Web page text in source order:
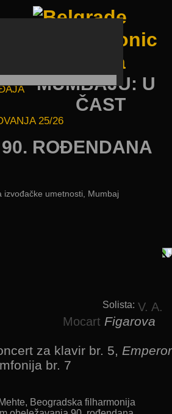
25/26
MUMBAJU: U
ČAST
ROĐENDANA
izvođačke umetnosti, Mumbaj
Solista: V. A.
Mocart Figarova
za klavir br. 5, Emperor
br. 7
Beogradska filharmonija